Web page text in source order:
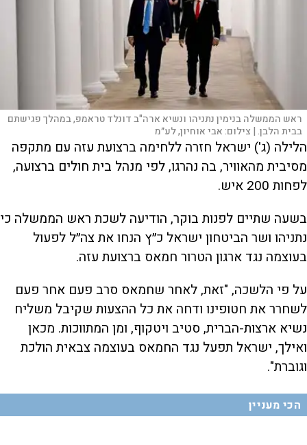
ראש הממשלה בנימין נתניהו ונשיא ארה"ב דונלד טראמפ, במהלך פגישתם
בבית הלבן. | צילום:אבי אוחיון, לע״מ
הלילה (ג') ישראל חזרה ללחימה ברצועת עזה עם מתקפה
מסיבית מהאוויר, בה נהרגו, לפי מנהל בית חולים ברצועה,
לפחות 200 איש.
בשעה שתיים לפנות בוקר, הודיעה לשכת ראש הממשלה כי
נתניהו ושר הביטחון ישראל כ״ץ הנחו את צה״ל לפעול
בעוצמה נגד ארגון הטרור חמאס ברצועת עזה.
על פי הלשכה, "זאת, לאחר שחמאס סרב פעם אחר פעם
לשחרר את חטופינו ודחה את כל ההצעות שקיבל משליח
נשיא ארצות-הברית, סטיב ויטקוף, ומן המתווכות. מכאן
ואילך, ישראל תפעל נגד החמאס בעוצמה צבאית הולכת
וגוברת".
הכי מעניין